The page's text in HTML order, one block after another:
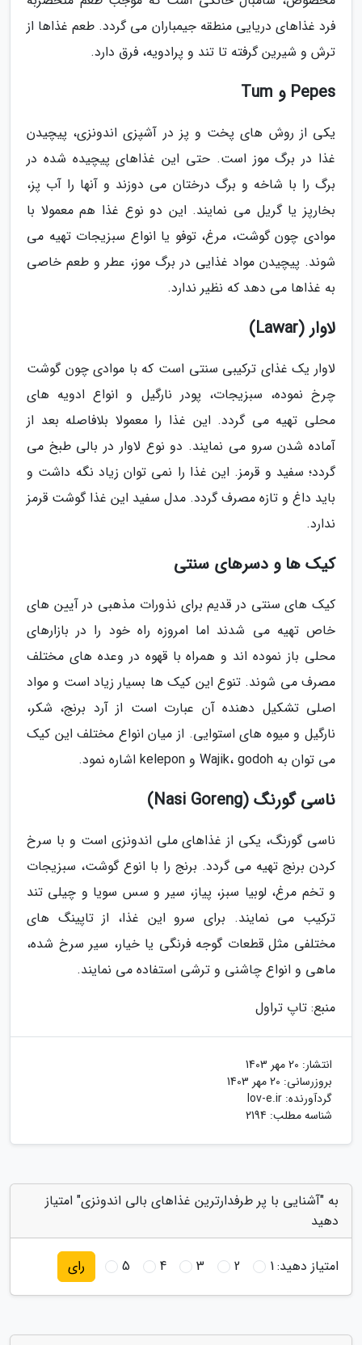
فرد غذاهای دریایی منطقه جیمباران می گردد. طعم غذاها از
ترش و شیرین گرفته تا تند و پرادویه، فرق دارد.
Pepes و Tum
یکی از روش های پخت و پز در آشپزی اندونزی، پیچیدن
غذا در برگ موز است. حتی این غذاهای پیچیده شده در
برگ را با شاخه و برگ درختان می دوزند و آنها را آب پز،
بخارپز یا گریل می نمایند. این دو نوع غذا هم معمولا با
موادی چون گوشت، مرغ، توفو یا انواع سبزیجات تهیه می
شوند. پیچیدن مواد غذایی در برگ موز، عطر و طعم خاصی
به غذاها می دهد که نظیر ندارد.
لاوار (Lawar)
لاوار یک غذای ترکیبی سنتی است که با موادی چون گوشت
چرخ نموده، سبزیجات، پودر نارگیل و انواع ادویه های
محلی تهیه می گردد. این غذا را معمولا بلافاصله بعد از
آماده شدن سرو می نمایند. دو نوع لاوار در بالی طبخ می
گردد؛ سفید و قرمز. این غذا را نمی توان زیاد نگه داشت و
باید داغ و تازه مصرف گردد. مدل سفید این غذا گوشت قرمز
ندارد.
کیک ها و دسرهای سنتی
کیک های سنتی در قدیم برای نذورات مذهبی در آیین های
خاص تهیه می شدند اما امروزه راه خود را در بازارهای
محلی باز نموده اند و همراه با قهوه در وعده های مختلف
مصرف می شوند. تنوع این کیک ها بسیار زیاد است و مواد
اصلی تشکیل دهنده آن عبارت است از آرد برنج، شکر،
نارگیل و میوه های استوایی. از میان انواع مختلف این کیک
می توان به Wajik، godoh و kelepon اشاره نمود.
ناسی گورنگ (Nasi Goreng)
ناسی گورنگ، یکی از غذاهای ملی اندونزی است و با سرخ
کردن برنج تهیه می گردد. برنج را با انوع گوشت، سبزیجات
و تخم مرغ، لوبیا سبز، پیاز، سیر و سس سویا و چیلی تند
ترکیب می نمایند. برای سرو این غذا، از تاپینگ های
مختلفی مثل قطعات گوجه فرنگی یا خیار، سیر سرخ شده،
ماهی و انواع چاشنی و ترشی استفاده می نمایند.
منبع: تاپ تراول
انتشار: 20 مهر 1403
بروزرسانی: 20 مهر 1403
گردآورنده: lov-e.ir
شناسه مطلب: 2194
به "آشنایی با پر طرفدارترین غذاهای بالی اندونزی" امتیاز
دهید
امتیاز دهید:1
2
3
4
5 رای